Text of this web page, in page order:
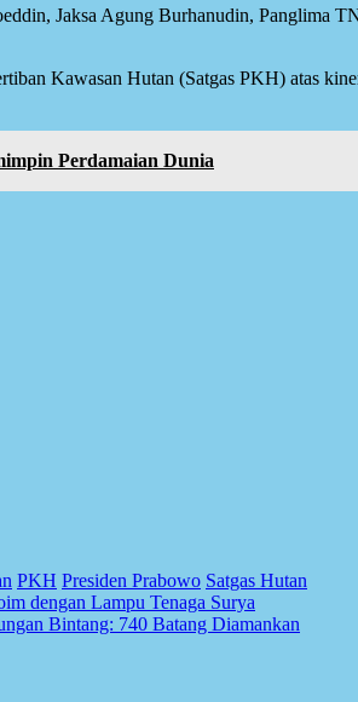
Jaksa Agung Burhanudin,
Kawasan Hutan (Satgas PKH) atas
Perdamaian Dunia
PKH Presiden Prabowo Satgas Hutan
dengan Lampu Tenaga Surya
Bintang: 740 Batang Diamankan